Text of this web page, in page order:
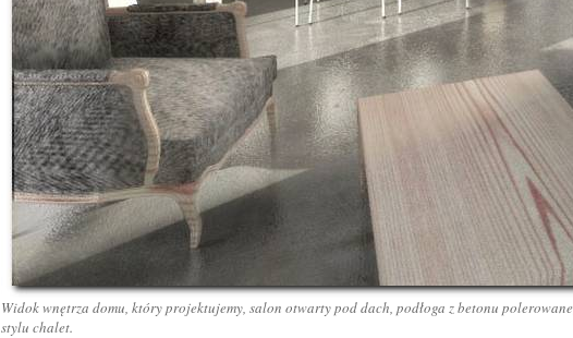
Widok wnętrza domu, który projektujemy, salon otwarty pod dach, podłoga z betonu
stylu chalet.